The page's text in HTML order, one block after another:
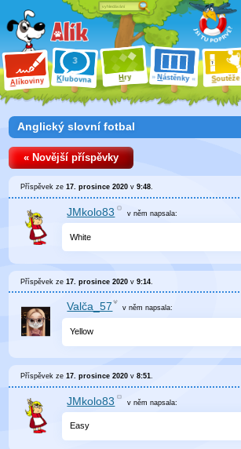
Alíkoviny Klubovna Hry Nástěnky Soutěže
Anglický slovní fotbal
« Novější příspěvky
Příspěvek ze17. prosince 2020 v9:48.
JMkolo83 v němnapsala:
White
Příspěvek ze17. prosince 2020 v9:14
Valča_57 v něm napsala:
Yellow
Příspěvek ze17. prosince 2020 v8:51
JMkolo83 v němnapsala:
Easy